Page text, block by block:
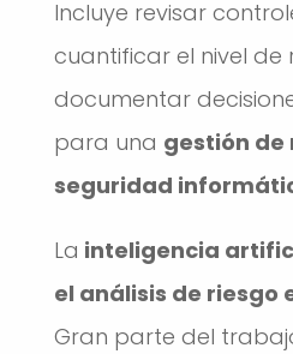
Incluye revisar
cuantificar el nivel de
documentar
para una gestión de
seguridad
La inteligencia
el análisis de riesgo
Gran parte del